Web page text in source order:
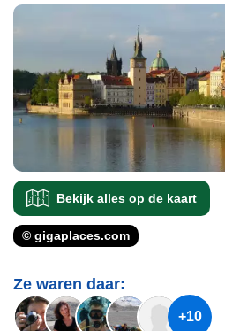
Bekijk alles op de kaart
© gigaplaces.com
Ze waren daar:
+10